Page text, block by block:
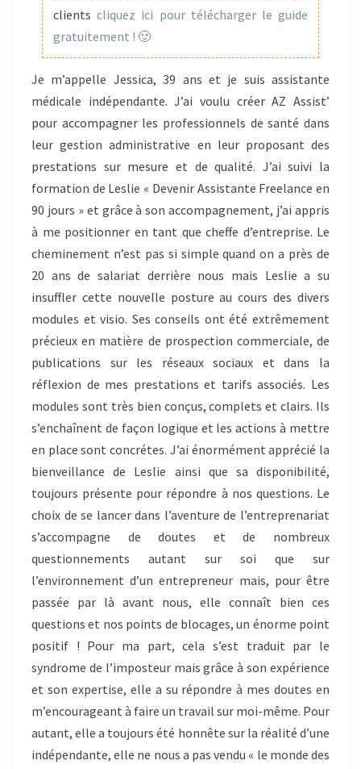
clients cliquez ici pour télécharger le guide
gratuitement ! 🙂
Je m’appelle Jessica, 39 ans et je suis assistante
médicale indépendante. J’ai voulu créer AZ Assist’
pour accompagner les professionnels de santé dans
leur gestion administrative en leur proposant des
prestations sur mesure et de qualité. J’ai suivi la
formation de Leslie « Devenir Assistante Freelance en
90 jours » et grâce à son accompagnement, j’ai appris
à me positionner en tant que cheffe d’entreprise. Le
cheminement n’est pas si simple quand on a près de
20 ans de salariat derrière nous mais Leslie a su
insuffler cette nouvelle posture au cours des divers
modules et visio. Ses conseils ont été extrêmement
précieux en matière de prospection commerciale, de
publications sur les réseaux sociaux et dans la
réflexion de mes prestations et tarifs associés. Les
modules sont très bien conçus, complets et clairs. Ils
s’enchaînent de façon logique et les actions à mettre
en place sont concrétes. J’ai énormément apprécié la
bienveillance de Leslie ainsi que sa disponibilité,
toujours présente pour répondre à nos questions. Le
choix de se lancer dans l’aventure de l’entreprenariat
s’accompagne de doutes et de nombreux
questionnements autant sur soi que sur
l’environnement d’un entrepreneur mais, pour être
passée par là avant nous, elle connaît bien ces
questions et nos points de blocages, un énorme point
positif ! Pour ma part, cela s’est traduit par le
syndrome de l’imposteur mais grâce à son expérience
et son expertise, elle a su répondre à mes doutes en
m’encourageant à faire un travail sur moi-même. Pour
autant, elle a toujours été honnête sur la réalité d’une
indépendante, elle ne nous a pas vendu « le monde des